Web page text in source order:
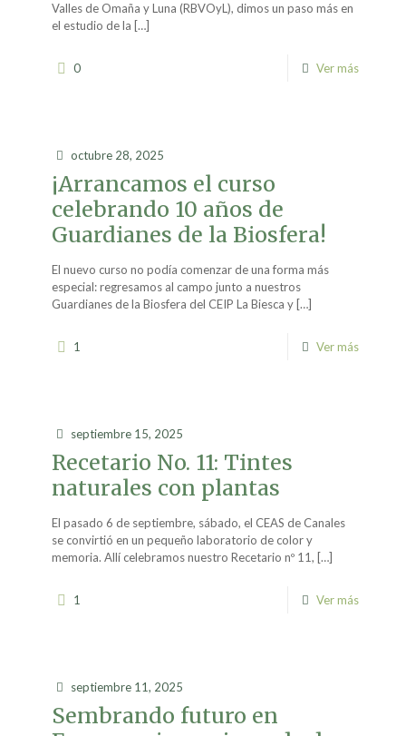
Valles de Omaña y Luna (RBVOyL), dimos un paso más en
el estudio de la […]
0 Ver más
octubre 28, 2025
¡Arrancamos el curso
celebrando 10 años de
Guardianes de la Biosfera!
El nuevo curso no podía comenzar de una forma más
especial: regresamos al campo junto a nuestros
Guardianes de la Biosfera del CEIP La Biesca y[…]
1 Ver más
septiembre 15, 2025
Recetario No. 11: Tintes
naturales con plantas
El pasado 6 de septiembre, sábado, el CEAS de Canales
se convirtió en un pequeño laboratorio de color y
memoria. Allí celebramos nuestro Recetario nº 11, […]
1 Ver más
septiembre 11, 2025
Sembrando futuro en